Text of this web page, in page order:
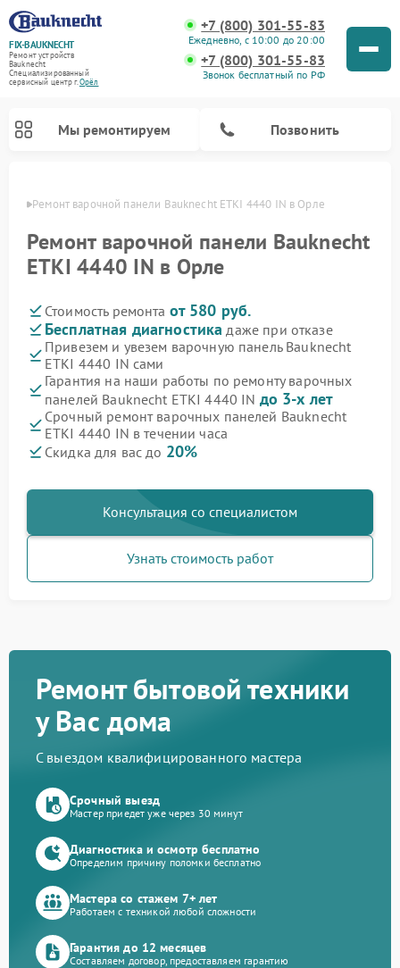
FIX-BAUKNECHT
Ремонт устройств
Bauknecht
Специализированный
cервисный центр г.Орёл
+7 (800) 301-55-83
Ежедневно, с 10:00 до 20:00
+7 (800) 301-55-83
Звонок бесплатный по РФ
Мы ремонтируем Позвонить
Ремонт варочной панели Bauknecht ETKI 4440 IN в Орле
Ремонт варочной панели Bauknecht
ETKI 4440 IN в Орле
Стоимость ремонта от 580 руб.
Бесплатная диагностика даже при отказе
Привезем и увезем варочную панель Bauknecht
ETKI 4440 IN сами
Гарантия на наши работы по ремонту варочных
панелей Bauknecht ETKI 4440 IN до 3-х лет
Срочный ремонт варочных панелей Bauknecht
ETKI 4440 IN в течении часа
Скидка для вас до 20%
Консультация со специалистом
Узнать стоимость работ
Ремонт бытовой техники
у Вас дома
С выездом квалифицированного мастера
Срочный выезд
Мастер приедет уже через 30 минут
Диагностика и осмотр бесплатно
Определим причину поломки бесплатно
Мастера со стажем 7+ лет
Работаем с техникой любой сложности
Гарантия до 12 месяцев
Составляем договор, предоставляем гарантию